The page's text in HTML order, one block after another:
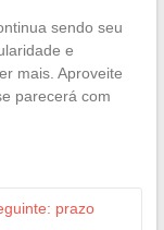
sendo seu
e
mais. Aproveite
parecerá com
prazo